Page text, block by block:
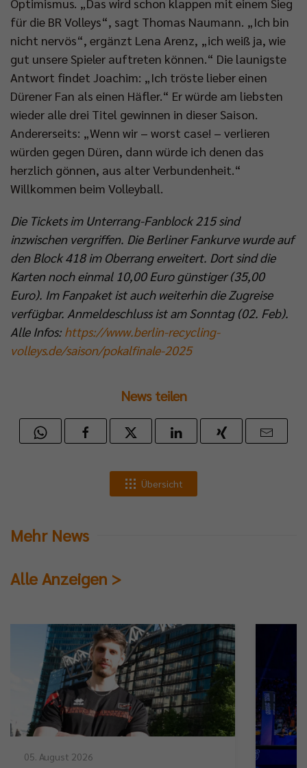
Optimismus. „Das wird schon klappen mit einem Sieg
für die BR Volleys“, sagt Thomas Naumann. „Ich bin
nicht nervös“, ergänzt Lena Arenz, „ich weiß ja, wie
gut unsere Spieler auftreten können.“ Die launigste
Antwort findet Joachim: „Ich tröste lieber einen
Dürener Fan als einen Häfler.“ Er würde am liebsten
wieder alle drei Titel gewinnen in dieser Saison.
Andererseits: „Wenn wir – worst case! – verlieren
würden gegen Düren, dann würde ich denen das
herzlich gönnen, aus alter Verbundenheit.“
Willkommen beim Volleyball.
Die Tickets im Unterrang-Fanblock 215 sind
inzwischen vergriffen. Die Berliner Fankurve wurde auf
den Block 418 im Oberrang erweitert. Dort sind die
Karten noch einmal 10,00 Euro günstiger (35,00
Euro). Im Fanpaket ist auch weiterhin die Zugreise
verfügbar. Anmeldeschluss ist am Sonntag (02. Feb).
Alle Infos: https://www.berlin-recycling-
volleys.de/saison/pokalfinale-2025
News teilen
Übersicht
Mehr News
Alle Anzeigen >
05. August 2026